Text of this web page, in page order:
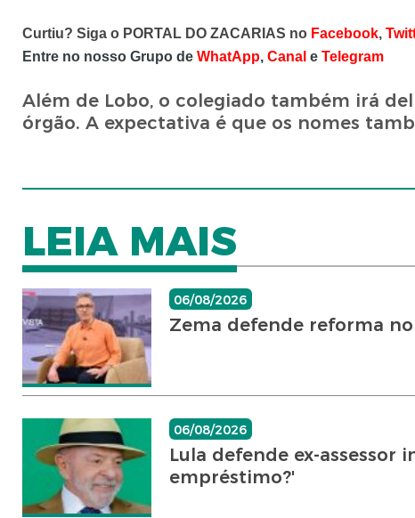
Curtiu? Siga o PORTAL DO ZACARIAS no Facebook,
Entre no nosso Grupo de WhatApp, Canal e Telegram
Além de Lobo, o colegiado também irá
órgão. A expectativa é que os nomes
LEIA MAIS
06/08/2026
Zema defende reforma
06/08/2026
Lula defende ex-assessor
empréstimo?'